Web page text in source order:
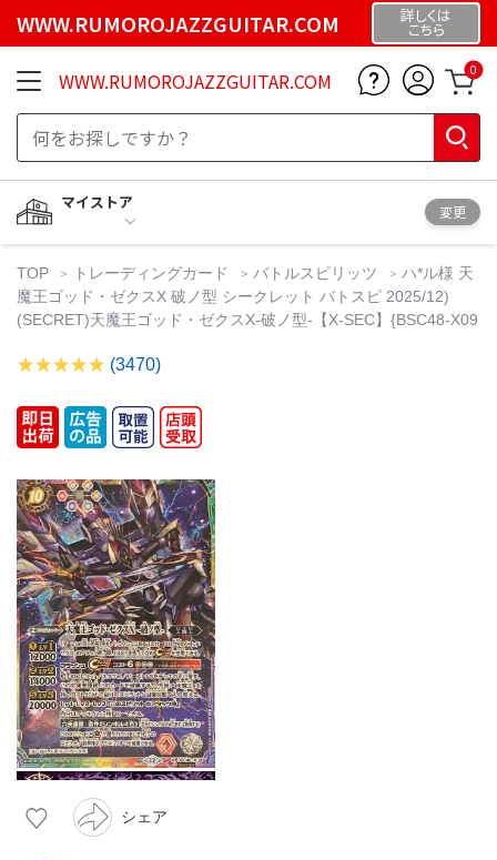
WWW.RUMOROJAZZGUITAR.COM 詳しくは
こちら
WWW.RUMOROJAZZGUITAR.COM 0
マイストア
変更
TOP トレーディングカード バトルスピリッツ
ハ*ル様 天
魔王ゴッド・ゼクスX 破ノ型 シークレット バトスピ 2025/12)
(SECRET)天魔王ゴッド・ゼクスX-破ノ型-【X-SEC】{BSC48-X09
(3470)
シェア